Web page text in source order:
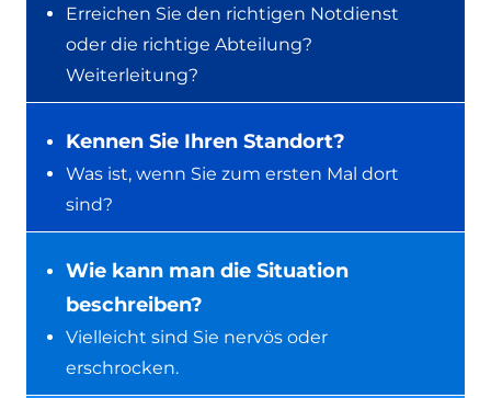
Erreichen Sie den richtigen Notdienst
oder die richtige Abteilung?
Weiterleitung?
Kennen Sie Ihren Standort?
Was ist, wenn Sie zum ersten Mal dort
sind?
Wie kann man die Situation
beschreiben?
Vielleicht sind Sie nervös oder
erschrocken.